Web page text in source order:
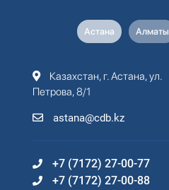
Астана Алматы
Казахстан, г. Астана, ул.
Петрова, 8/1
astana@cdb.kz
+7 (7172) 27-00-77
+7 (7172) 27-00-88